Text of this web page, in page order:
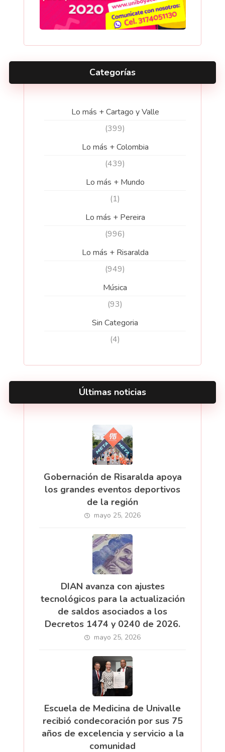
Categorías
Lo más + Cartago y Valle
(399)
Lo más + Colombia
(439)
Lo más + Mundo
(1)
Lo más + Pereira
(996)
Lo más + Risaralda
(949)
Música
(93)
Sin Categoria
(4)
Últimas noticias
Gobernación de Risaralda apoya
los grandes eventos deportivos
de la región
mayo 25, 2026
DIAN avanza con ajustes
tecnológicos para la actualización
de saldos asociados a los
Decretos 1474 y 0240 de 2026.
mayo 25, 2026
Escuela de Medicina de Univalle
recibió condecoración por sus 75
años de excelencia y servicio a la
comunidad